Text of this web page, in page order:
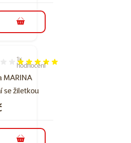
do košíku
MARINA
se žiletkou
100%, počet hodnocení: 1
1×
hodnocení